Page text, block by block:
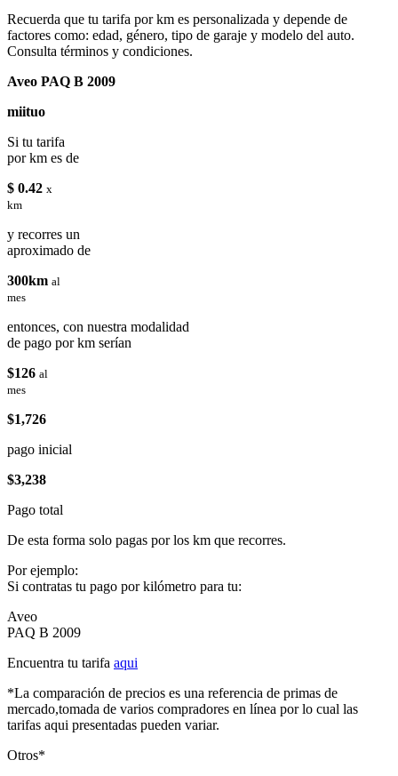
Recuerda que tu tarifa por km es personalizada y depende de
factores como: edad, género, tipo de garaje y modelo del auto.
Consulta términos y condiciones.
Aveo PAQ B 2009
miituo
Si tu tarifa
por km es de
$ 0.42 x
km
y recorres un
aproximado de
300km al
mes
entonces, con nuestra modalidad
de pago por km serían
$126 al
mes
$1,726
pago inicial
$3,238
Pago total
De esta forma solo pagas por los km que recorres.
Por ejemplo:
Si contratas tu pago por kilómetro para tu:
Aveo
PAQ B 2009
Encuentra tu tarifa aqui
*La comparación de precios es una referencia de primas de
mercado,tomada de varios compradores en línea por lo cual las
tarifas aqui presentadas pueden variar.
Otros*